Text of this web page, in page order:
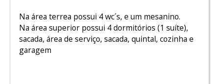
Na área terrea possui 4 wc´s, e um mesanino.
Na área superior possui 4 dormitórios (1 suíte),
sacada, área de serviço, sacada, quintal, cozinha e
garagem